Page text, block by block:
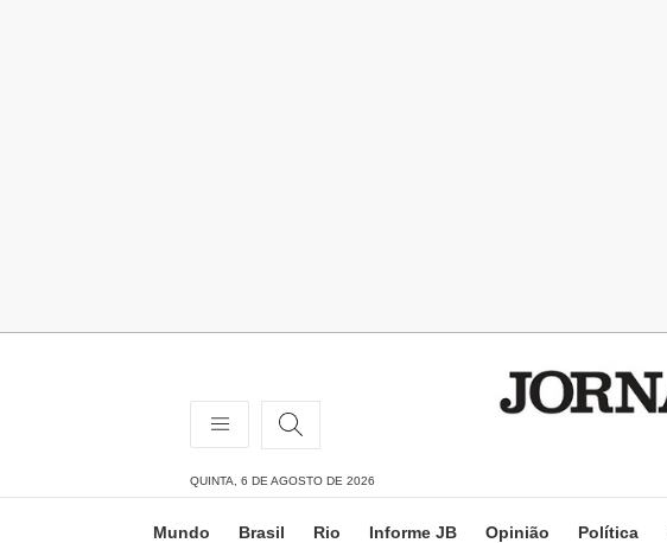
QUINTA, 6 DE AGOSTO DE 2026
Mundo Brasil Rio Informe JB Opinião Política